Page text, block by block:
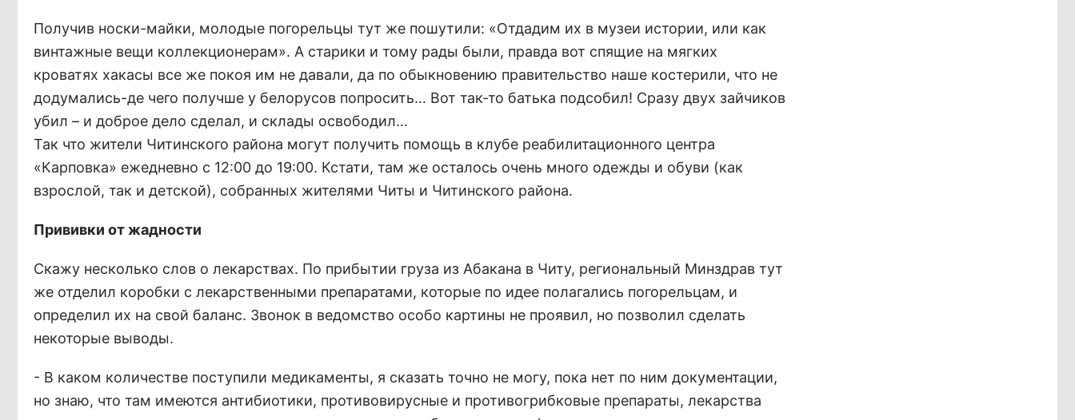
Получив носки-майки, молодые погорельцы тут же пошутили: «Отдадим их в музеи истории, или как
винтажные вещи коллекционерам». А старики и тому рады были, правда вот спящие на мягких
кроватях хакасы все же покоя им не давали, да по обыкновению правительство наше костерили, что не
додумались-де чего получше у белорусов попросить… Вот так-то батька подсобил! Сразу двух зайчиков
убил – и доброе дело сделал, и склады освободил…
Так что жители Читинского района могут получить помощь в клубе реабилитационного центра
«Карповка» ежедневно с 12:00 до 19:00. Кстати, там же осталось очень много одежды и обуви (как
взрослой, так и детской), собранных жителями Читы и Читинского района.
Прививки от жадности
Скажу несколько слов о лекарствах. По прибытии груза из Абакана в Читу, региональный Минздрав тут
же отделил коробки с лекарственными препаратами, которые по идее полагались погорельцам, и
определил их на свой баланс. Звонок в ведомство особо картины не проявил, но позволил сделать
некоторые выводы.
- В каком количестве поступили медикаменты, я сказать точно не могу, пока нет по ним документации,
но знаю, что там имеются антибиотики, противовирусные и противогрибковые препараты, лекарства